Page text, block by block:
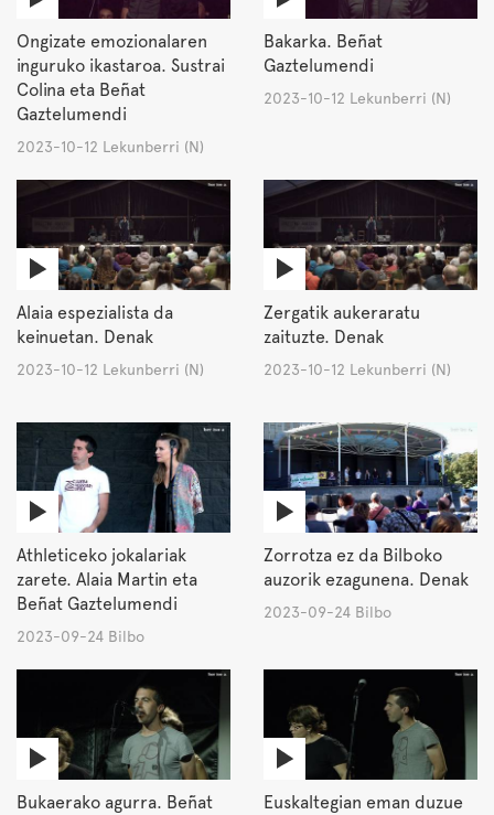
Ongizate emozionalaren
inguruko ikastaroa. Sustrai
Colina eta Beñat
Gaztelumendi
2023-10-12 Lekunberri (N)
Bakarka. Beñat
Gaztelumendi
2023-10-12 Lekunberri (N)
Alaia espezialista da
keinuetan. Denak
2023-10-12 Lekunberri (N)
Zergatik aukeraratu
zaituzte. Denak
2023-10-12 Lekunberri (N)
Athleticeko jokalariak
zarete. Alaia Martin eta
Beñat Gaztelumendi
2023-09-24 Bilbo
Zorrotza ez da Bilboko
auzorik ezagunena. Denak
2023-09-24 Bilbo
Bukaerako agurra. Beñat
Euskaltegian eman duzue